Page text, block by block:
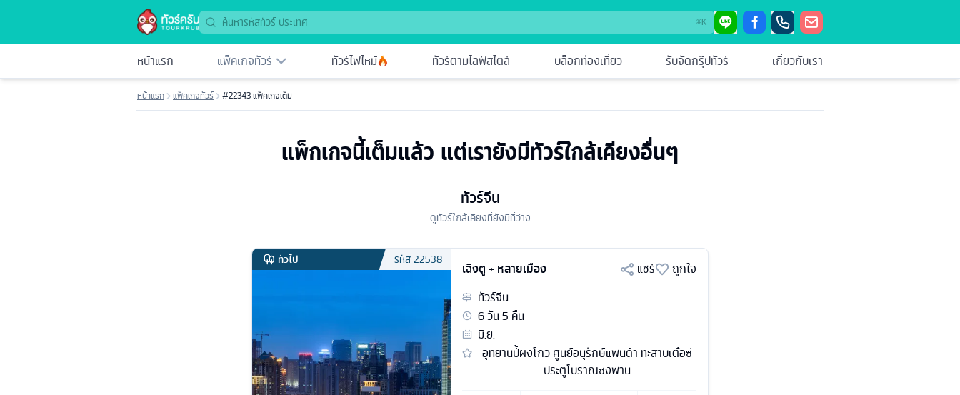
⌘K
หน้าแรก แพ็คเกจทัวร์ ทัวร์ไฟไหม้ ทัวร์ตามไลฟ์สไตล์ บล็อกท่องเที่ยว รับจัดกรุ๊ปทัวร์ เกี่ยวกับเรา
หน้าแรก แพ็คเกจทัวร์ #22343 แพ็คเกจเต็ม
แพ็กเกจนี้เต็มแล้ว แต่เรายังมีทัวร์ใกล้เคียงอื่นๆ
ทัวร์จีน
ดูทัวร์ใกล้เคียงที่ยังมีที่ว่าง
ทั่วไป รหัส22538
เฉิงตู + หลายเมือง แชร์
ถูกใจ
ทัวร์จีน
6วัน5 คืน
มิ.ย.
อุทยานปี้ผิงโกว ศูนย์อนุรักษ์แพนด้า ทะสาบเต๋อซี
ประตูโบราณซงพาน